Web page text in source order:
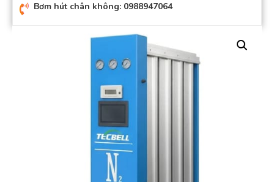
Bơm hút chân không: 0988947064